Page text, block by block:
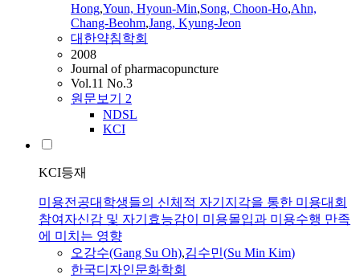
Hong,Youn, Hyoun-Min,Song, Choon-Ho,Ahn,
Chang-Beohm,Jang, Kyung-Jeon
대한약침학회
2008
Journal of pharmacopuncture
Vol.11 No.3
원문보기 2
NDSL
KCI
KCI등재
미용전공대학생들의 신체적 자기지각을 통한 미용대회
참여자신감 및 자기효능감이 미용몰입과 미용수행 만족
에 미치는 영향
오강수(Gang Su Oh),김수민(Su Min Kim)
한국디자인문화학회